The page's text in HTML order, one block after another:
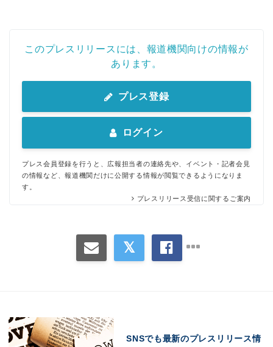
このプレスリリースには、報道機関向けの情報が
あります。
プレス登録
ログイン
プレス会員登録を行うと、広報担当者の連絡先や、イベント・記者会見
の情報など、報道機関だけに公開する情報が閲覧できるようになりま
す。
プレスリリース受信に関するご案内
SNSでも最新のプレスリリース情